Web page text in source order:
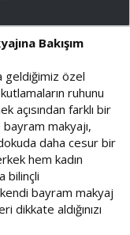
Bakışım
geldiğimiz özel
ruhunu
açısından farklı bir
makyajı,
daha cesur bir
hem kadın
bilinçli
bayram makyaj
aldığınızı